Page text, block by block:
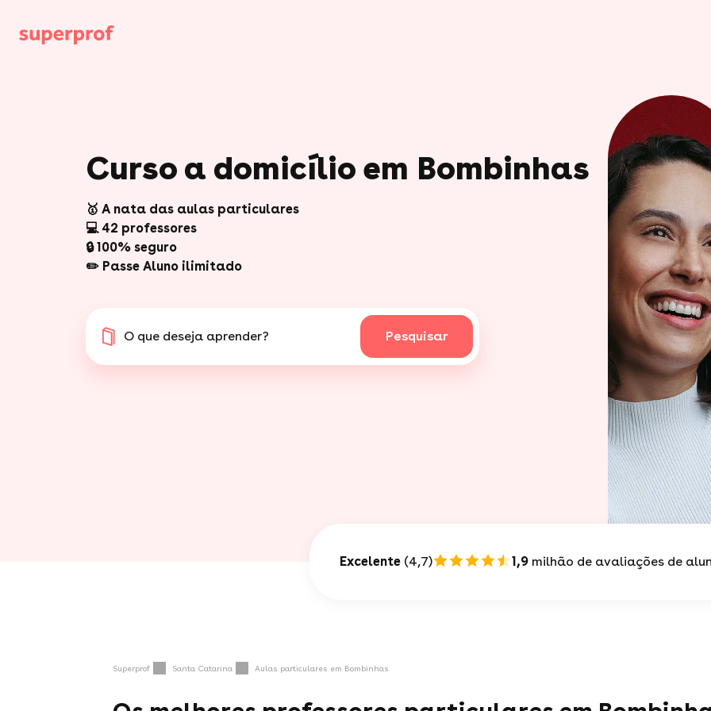
Curso a domicílio em Bombinhas
🥇 A nata das aulas particulares
💻 42 professores
🔒 100% seguro
✏️ Passe Aluno ilimitado
O que deseja aprender? Pesquisar
Excelente (4,7) 1,9 milhão de avaliações de
Superprof Santa Catarina Aulas particulares em Bombinhas